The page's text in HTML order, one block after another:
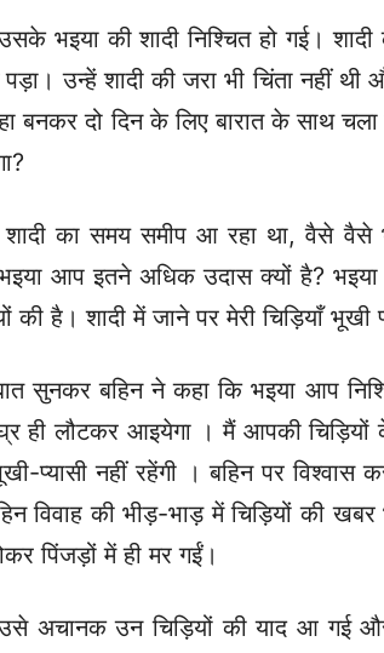
भइया की शादी निश्चित हो गई।
उन्हें शादी की जरा भी चिंता नहीं
बनकर दो दिन के लिए बारात के साथ
का समय समीप आ रहा था, वैसे वैसे
आप इतने अधिक उदास क्यों है? भइया
की है। शादी में जाने पर मेरी चिड़ियाँ
सुनकर बहिन ने कहा कि भइया आप
ही लौटकर आइयेगा । मैं आपकी
प्यासी नहीं रहेंगी । बहिन पर
विवाह की भीड़-भाड़ में चिड़ियों की
पिंजड़ों में ही मर गईं।
अचानक उन चिड़ियों की याद आ गई